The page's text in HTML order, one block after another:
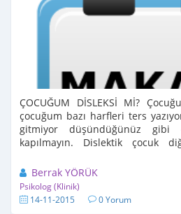
ÇOCUĞUM DİSLEKSİ Mİ?
çocuğum bazı harfleri ters
gitmiyor düşündüğünüz gibi
kapılmayın. Dislektik çocuk
Berrak YÖRÜK
Psikolog (Klinik)
14-11-2015 0 Yorum